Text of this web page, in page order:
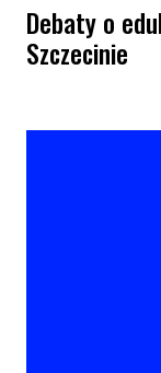
Debaty o
Szczecinie